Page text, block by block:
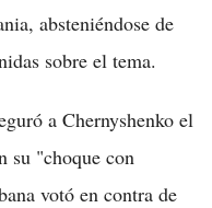
absteniéndose de
sobre el tema.
a Chernyshenko el
su "choque con
votó en contra de